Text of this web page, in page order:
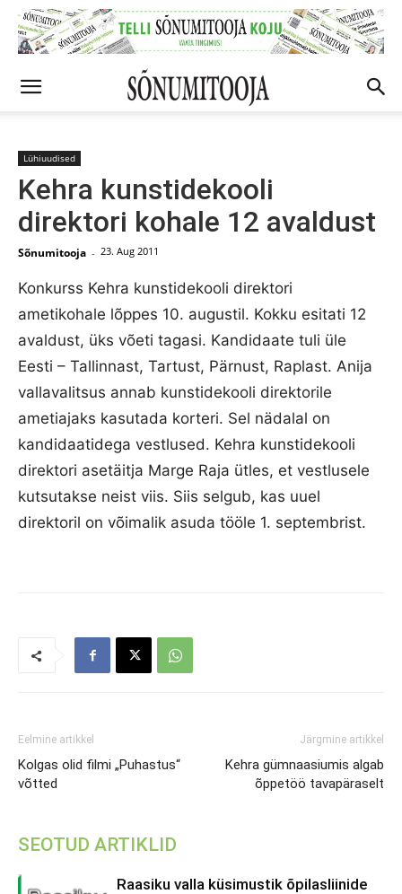
Lühiuudised
Kehra kunstidekooli
direktori kohale 12 avaldust
Sõnumitooja - 23. Aug 2011
Konkurss Kehra kunstidekooli direktori
ametikohale lõppes 10. augustil. Kokku esitati 12
avaldust, üks võeti tagasi. Kandidaate tuli üle
Eesti – Tallinnast, Tartust, Pärnust, Raplast. Anija
vallavalitsus annab kunstidekooli direktorile
ametiajaks kasutada korteri. Sel nädalal on
kandidaatidega vestlused. Kehra kunstidekooli
direktori asetäitja Marge Raja ütles, et vestlusele
kutsutakse neist viis. Siis selgub, kas uuel
direktoril on võimalik asuda tööle 1. septembrist.
Eelmine artikkel
Kolgas olid filmi „Puhastus“
võtted
Järgmine artikkel
Kehra gümnaasiumis algab
õppetöö tavapäraselt
SEOTUD ARTIKLID
Raasiku valla küsimustik õpilasliinide